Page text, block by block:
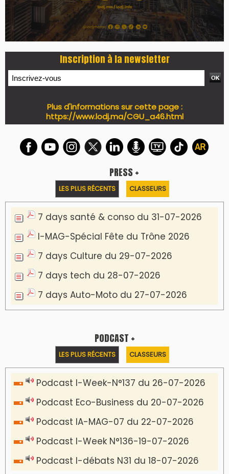
I-MAG-Spécial Fête du Trône 2026
7 days Culture du 29-07-2026
7 days Auto-Moto du 27-07-2026
PODCAST +
LES PLUS RÉCENTS CLASSEURS
Podcast I-Week-N°137 du 26-07-2026
Podcast Eco-Business du 20-07-2026
Podcast IA-MAG-07 du 22-07-2026
Podcast I-Week N°136-19-07-2026
Podcast I-débats N31 du 18-07-2026
Communiqué de presse
Marrakech : le Musée Yves Saint Laurent fait
du mois d'août un rendez-vous
VIDÉOS & CLIP +
LES PLUS RÉCENTS CLASSEURS
دِيمَا المَغرِب Clip